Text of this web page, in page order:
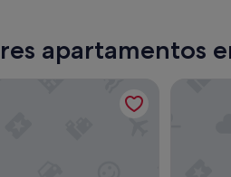
apartamentos